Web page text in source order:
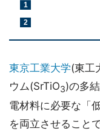
1
2
東京工業大学(東工
ウム(SrTiO3)の多
電材料に必要な「
を両立させること